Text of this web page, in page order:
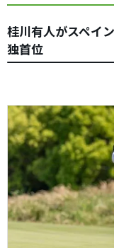
桂川有人がスペイ
独首位